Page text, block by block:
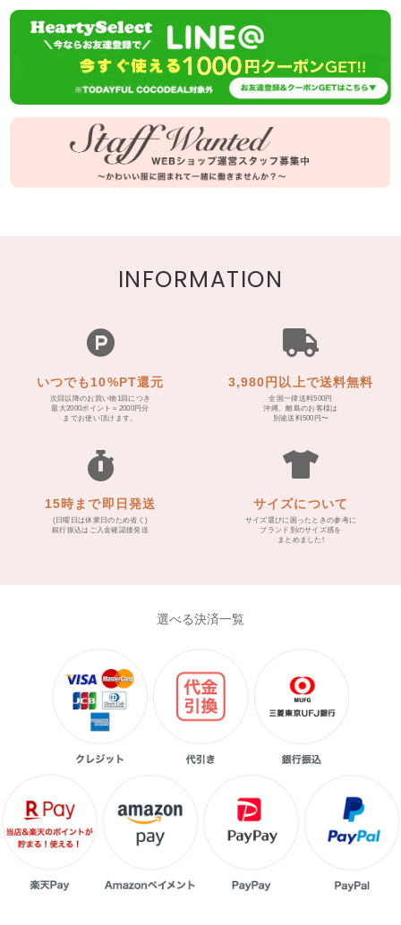
INFORMATION
いつでも10%PT還元
次回以降のお買い物1回につき
最大2000ポイント＝2000円分
までお使い頂けます。
3,980円以上で送料無料
全国一律送料500円
沖縄、離島のお客様は
別途送料500円〜
15時まで即日発送
(日曜日は休業日のため省く)
銀行振込はご入金確認後発送
サイズについて
サイズ選びに困ったときの参考に
ブランド別のサイズ感を
まとめました!
選べる決済一覧